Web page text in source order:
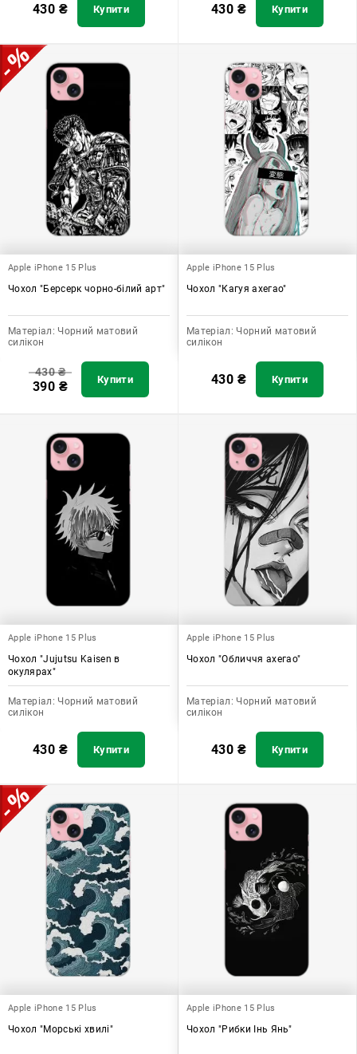
430 ₴ Купити 430 ₴ Купити
Apple iPhone 15 Plus
Чохол "Берсерк чорно-білий арт"
Матеріал: Чорний матовий
силікон
430₴
390 ₴ Купити
Apple iPhone 15 Plus
Чохол "Кагуя ахегао"
Матеріал: Чорний матовий
силікон
430 ₴ Купити
Apple iPhone 15 Plus
Чохол "Jujutsu Kaisen в
окулярах"
Матеріал: Чорний матовий
силікон
430 ₴ Купити
Apple iPhone 15 Plus
Чохол "Обличчя ахегао"
Матеріал: Чорний матовий
силікон
430 ₴ Купити
Apple iPhone 15 Plus
Чохол "Морські хвилі"
Apple iPhone 15 Plus
Чохол "Рибки Інь Янь"